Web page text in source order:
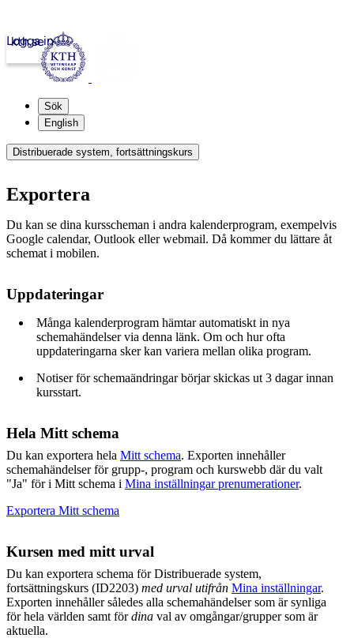
kth.se
Logga in
Sök
English
Distribuerade system, fortsättningskurs
Exportera
Du kan se dina kursscheman i andra kalenderprogram, exempelvis
Google calendar, Outlook eller webmail. Då kommer du lättare åt
schemat i mobilen.
Uppdateringar
Många kalenderprogram hämtar automatiskt in nya
schemahändelser via denna länk. Om och hur ofta
uppdateringarna sker kan variera mellan olika program.
Notiser för schemaändringar börjar skickas ut 3 dagar innan
kursstart.
Hela Mitt schema
Du kan exportera hela Mitt schema. Exporten innehåller
schemahändelser för grupp-, program och kurswebb där du valt
"Ja" för i Mitt schema i Mina inställningar prenumerationer.
Exportera Mitt schema
Kursen med mitt urval
Du kan exportera schema för Distribuerade system,
fortsättningskurs (ID2203) med urval utifrån Mina inställningar.
Exporten innehåller således alla schemahändelser som är synliga
för hela världen samt fördina val av omgångar/grupper som är
aktuella.